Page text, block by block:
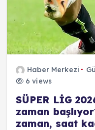
Haber Merkezi
6 views
SÜPER LİG
zaman
zaman, saat